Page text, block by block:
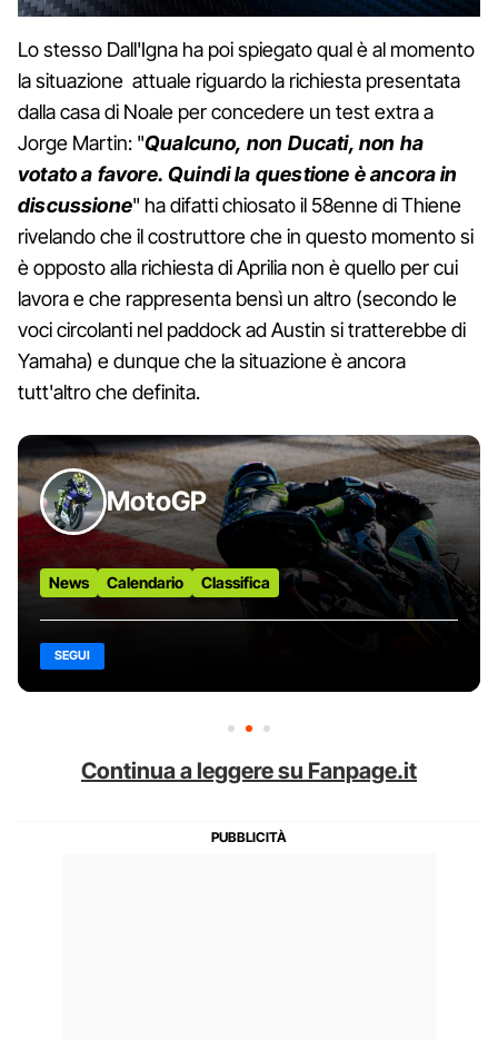
Lo stesso Dall'Igna ha poi spiegato qual è al momento
la situazione attuale riguardo la richiesta presentata
dalla casa di Noale per concedere un test extra a
Jorge Martin: "Qualcuno, non Ducati, non ha
votato a favore. Quindi la questione è ancora in
discussione" ha difatti chiosato il 58enne di Thiene
rivelando che il costruttore che in questo momento si
è opposto alla richiesta di Aprilia non è quello per cui
lavora e che rappresenta bensì un altro (secondo le
voci circolanti nel paddock ad Austin si tratterebbe di
Yamaha) e dunque che la situazione è ancora
tutt'altro che definita.
MotoGP
News Calendario Classifica
SEGUI
Continua a leggere su Fanpage.it